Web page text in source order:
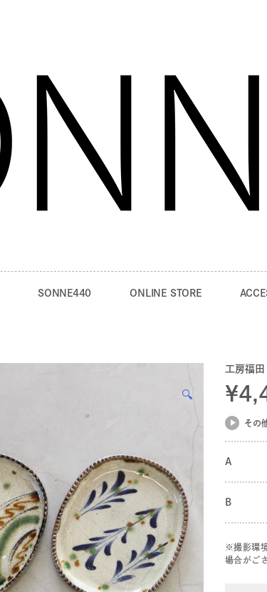
SONNE440 ONLINE STORE
🔍
工房福
¥
その
A
B
※撮影環
場合がご